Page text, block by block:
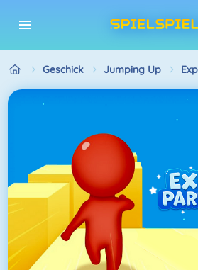
Geschick Jumping Up